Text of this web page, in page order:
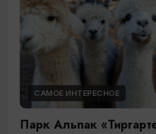
САМОЕ ИНТЕРЕСНОЕ
Парк Альпак